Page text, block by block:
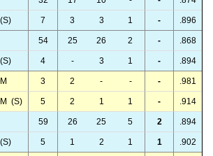
7 3 3 1 - .896
54 25 26 2 - .868
4 - 3 1 - .894
3 2 - - - .981
(S) 5 2 1 1 - .914
59 26 25 5 2 .894
5 1 2 1 1 .902